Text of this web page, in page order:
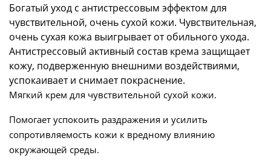
Богатый уход с антистрессовым эффектом для
чувствительной, очень сухой кожи. Чувствительная,
очень сухая кожа выигрывает от обильного ухода.
Антистрессовый активный состав крема защищает
кожу, подверженную внешними воздействиями,
успокаивает и снимает покраснение.
Мягкий крем для чувствительной сухой кожи.
Помогает успокоить раздражения и усилить
сопротивляемость кожи к вредному влиянию
окружающей среды.